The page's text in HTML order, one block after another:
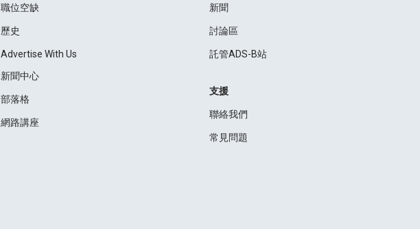
職位空缺
歷史
Advertise With Us
新聞中心
部落格
網路講座
新聞
討論區
託管ADS-B站
支援
聯絡我們
常見問題